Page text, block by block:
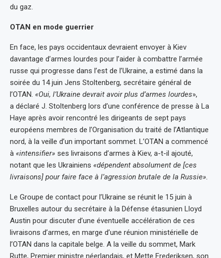
du gaz.
OTAN en mode guerrier
En face, les pays occidentaux devraient envoyer à Kiev
davantage d’armes lourdes pour l’aider à combattre l’armée
russe qui progresse dans l’est de l’Ukraine, a estimé dans la
soirée du 14 juin Jens Stoltenberg, secrétaire général de
l’OTAN. «Oui, l’Ukraine devrait avoir plus d’armes lourdes»,
a déclaré J. Stoltenberg lors d’une conférence de presse à La
Haye après avoir rencontré les dirigeants de sept pays
européens membres de l’Organisation du traité de l’Atlantique
nord, à la veille d’un important sommet. L’OTAN a commencé
à «intensifier» ses livraisons d’armes à Kiev, a-t-il ajouté,
notant que les Ukrainiens «dépendent absolument de [ces
livraisons] pour faire face à l’agression brutale de la Russie».
Le Groupe de contact pour l’Ukraine se réunit le 15 juin à
Bruxelles autour du secrétaire à la Défense étasunien Lloyd
Austin pour discuter d’une éventuelle accélération de ces
livraisons d’armes, en marge d’une réunion ministérielle de
l’OTAN dans la capitale belge. A la veille du sommet, Mark
Rutte, Premier ministre néerlandais, et Mette Frederiksen, son